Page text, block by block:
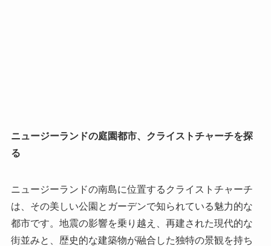
ニュージーランドの庭園都市、クライストチャーチを探
る
ニュージーランドの南島に位置するクライストチャーチ
は、その美しい公園とガーデンで知られている魅力的な
都市です。地震の影響を乗り越え、再建された現代的な
街並みと、歴史的な建築物が融合した独特の景観を持ち